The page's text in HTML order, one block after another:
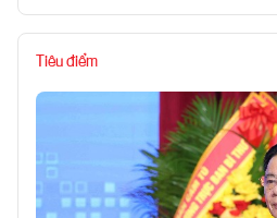
Tiêu điểm